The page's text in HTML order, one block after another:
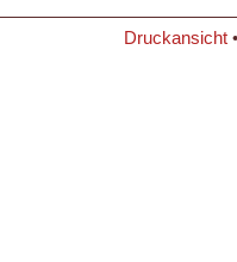
Druckansicht •